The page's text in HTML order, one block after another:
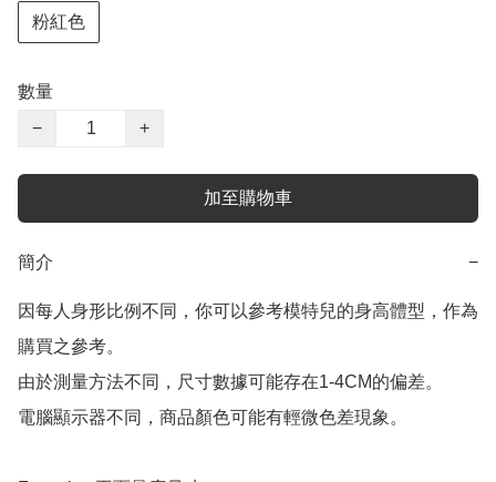
粉紅色
數量
−
+
加至購物車
簡介 −
因每人身形比例不同，你可以參考模特兒的身高體型，作為
購買之參考。
由於測量方法不同，尺寸數據可能存在1-4CM的偏差。
電腦顯示器不同，商品顏色可能有輕微色差現象。